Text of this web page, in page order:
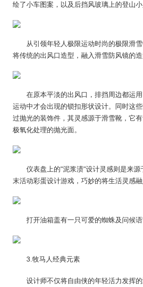
绘了小车图案，以及后挡风玻璃上的登山小
从引领年轻人极限运动时尚的极限滑
将传统的出风口造型，融入滑雪防风镜的造
在原本平淡的出风口，排挡周边都运
运动中才会出现的锁扣形状设计。同时这
过抛光的装饰件，其灵感源于滑雪靴，它
极氧化处理的抛光面。
仪表盘上的"泥浆渍"设计灵感则是来源
末活动彩蛋设计游戏，巧妙的将生活灵感融
打开油箱盖有一只可爱的蜘蛛及问候
3.牧马人经典元素
设计师不仅将自由侠的年轻活力发挥